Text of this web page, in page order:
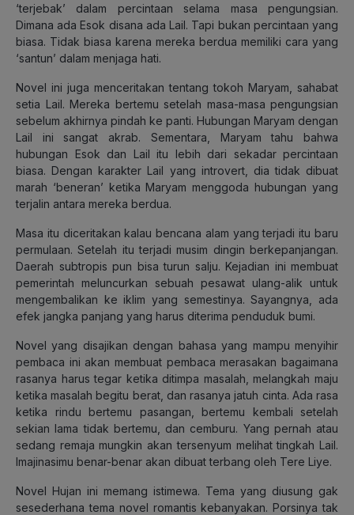
‘terjebak’ dalam percintaan selama masa pengungsian.
Dimana ada Esok disana ada Lail. Tapi bukan percintaan yang
biasa. Tidak biasa karena mereka berdua memiliki cara yang
‘santun’ dalam menjaga hati.
Novel ini juga menceritakan tentang tokoh Maryam, sahabat
setia Lail. Mereka bertemu setelah masa-masa pengungsian
sebelum akhirnya pindah ke panti. Hubungan Maryam dengan
Lail ini sangat akrab. Sementara, Maryam tahu bahwa
hubungan Esok dan Lail itu lebih dari sekadar percintaan
biasa. Dengan karakter Lail yang introvert, dia tidak dibuat
marah ‘beneran’ ketika Maryam menggoda hubungan yang
terjalin antara mereka berdua.
Masa itu diceritakan kalau bencana alam yang terjadi itu baru
permulaan. Setelah itu terjadi musim dingin berkepanjangan.
Daerah subtropis pun bisa turun salju. Kejadian ini membuat
pemerintah meluncurkan sebuah pesawat ulang-alik untuk
mengembalikan ke iklim yang semestinya. Sayangnya, ada
efek jangka panjang yang harus diterima penduduk bumi.
Novel yang disajikan dengan bahasa yang mampu menyihir
pembaca ini akan membuat pembaca merasakan bagaimana
rasanya harus tegar ketika ditimpa masalah, melangkah maju
ketika masalah begitu berat, dan rasanya jatuh cinta. Ada rasa
ketika rindu bertemu pasangan, bertemu kembali setelah
sekian lama tidak bertemu, dan cemburu. Yang pernah atau
sedang remaja mungkin akan tersenyum melihat tingkah Lail.
Imajinasimu benar-benar akan dibuat terbang oleh Tere Liye.
Novel Hujan ini memang istimewa. Tema yang diusung gak
sesederhana tema novel romantis kebanyakan. Porsinya tak